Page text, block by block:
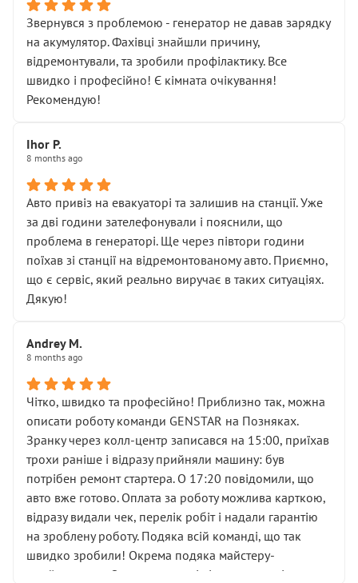
послуга. Тим більше, я був поруч і жодної реальної
діагностики ходової не проводилось. Після
зауваження гроші за цю “послугу” повернули, що
лише підтвердило мою правоту.
Але головне — я виїжджаю з боксу, і скрип у гальмах
залишився таким самим, як і був. Тобто оплачена
Далі ситуація тільки погіршилась:
• сказали, що тепер “потрібно знімати колеса”
• що біля авто стояти вже не можна
• почали озвучувати купу додаткових робіт без
чіткого пояснення
( ну все зняли та доробили) дякую!
Окремий момент, який виглядає абсурдно:
мені заявили, що бачок гальмівної рідини потрібно
міняти разом із головним гальмівним циліндром у
Для людини, яка хоча б трохи розуміється на техніці,
це звучить як мінімум непрофесійно, а як максимум —
спроба продати дорогий вузол замість елементарних
ущільнювачів.
Що прикро — це не перший мій візит. Раніше міняв у
вас стартер, і тоді сервіс наче справив хороше
враження. Але згодом знайшов декілька гайок під
лобовим склом. Мені пояснили, що це “старі гайки, які
відкручували”, і попросили не хвилюватися. ( надіюсь
новий власник, не застяг в полі))
Але після нинішнього візиту такі дрібниці вже не
здаються дрібницями.
Я — клієнт, який працює на довірі, і саме її цей сервіс
Звернувся з проблемою - генератор не давав зарядку
на акумулятор. Фахівці знайшли причину,
відремонтували, та зробили профілактику. Все
швидко і професійно! Є кімната очікування!
Рекомендую!
Ihor P.
8 months ago
Авто привіз на евакуаторі та залишив на станції. Уже
за дві години зателефонували і пояснили, що
проблема в генераторі. Ще через півтори години
поїхав зі станції на відремонтованому авто. Приємно,
що є сервіс, який реально виручає в таких ситуаціях.
Дякую!
Andrey M.
8 months ago
Чітко, швидко та професійно! Приблизно так, можна
описати роботу команди GENSTAR на Позняках.
Зранку через колл-центр записався на 15:00, приїхав
трохи раніше і відразу прийняли машину: був
потрібен ремонт стартера. О 17:20 повідомили, що
авто вже готово. Оплата за роботу можлива карткою,
відразу видали чек, перелік робіт і надали гарантію
на зроблену роботу. Подяка всій команді, що так
швидко зробили! Окрема подяка майстеру-
приймальнику Олександру: всі чітко та по суті.